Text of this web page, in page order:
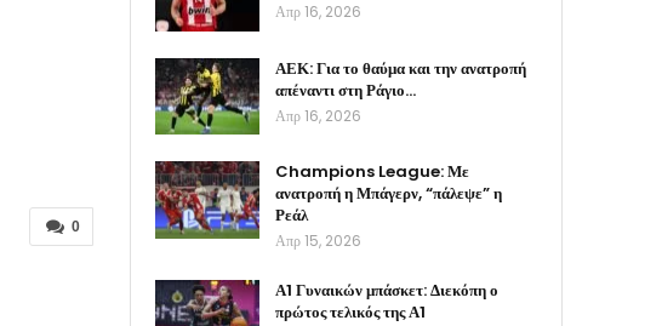
0
Απρ 16, 2026
ΑΕΚ: Για το θαύμα και την ανατροπή
απέναντι στη Ράγιο…
Απρ 16, 2026
Champions League: Με
ανατροπή η Μπάγερν, “πάλεψε” η
Ρεάλ
Απρ 15, 2026
Α1 Γυναικών μπάσκετ: Διεκόπη ο
πρώτος τελικός της Α1